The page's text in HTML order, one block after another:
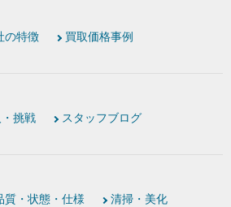
の特徴
買取価格事例
挑戦
スタッフブログ
質・状態・仕様
清掃・美化